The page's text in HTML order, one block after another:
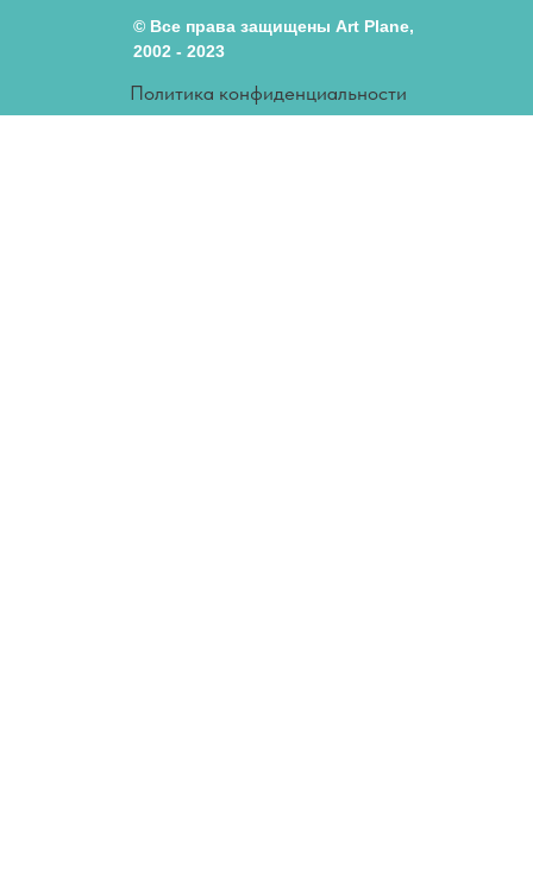
© Все права защищены Art Plane,
2002 - 2023
Политика конфиденциальности